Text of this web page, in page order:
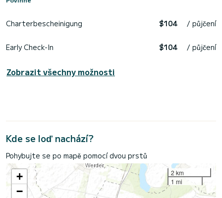
Charterbescheinigung $104 / půjčení
Early Check-In $104 / půjčení
Zobrazit všechny možnosti
Kde se loď nachází?
Pohybujte se po mapě pomocí dvou prstů
+
−
2 km
1 mi